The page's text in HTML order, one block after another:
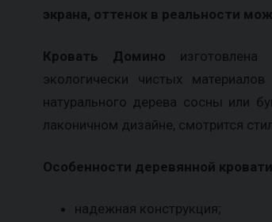
экрана, оттенок в реальности
Кровать Домино изготовлена
экологически чистых
натурального дерева сосны или
лаконичном дизайне, смотрится
Особенности деревянной
надежная конструкция;